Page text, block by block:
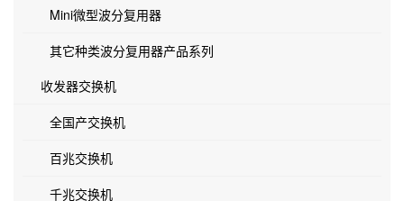
Mini微型波分复用器
其它种类波分复用器产品系列
收发器交换机
全国产交换机
百兆交换机
千兆交换机